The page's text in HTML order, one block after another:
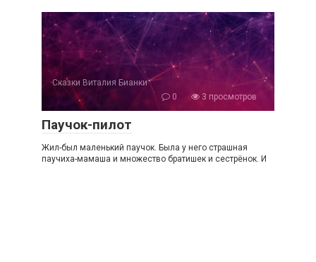
Сказки Виталия Бианки
0
3 просмотров
Паучок-пилот
Жил-был маленький паучок. Была у него страшная
паучиха-мамаша и множество братишек и сестрёнок. И